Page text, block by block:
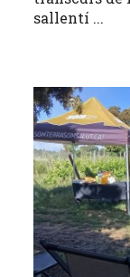
sallentí ...